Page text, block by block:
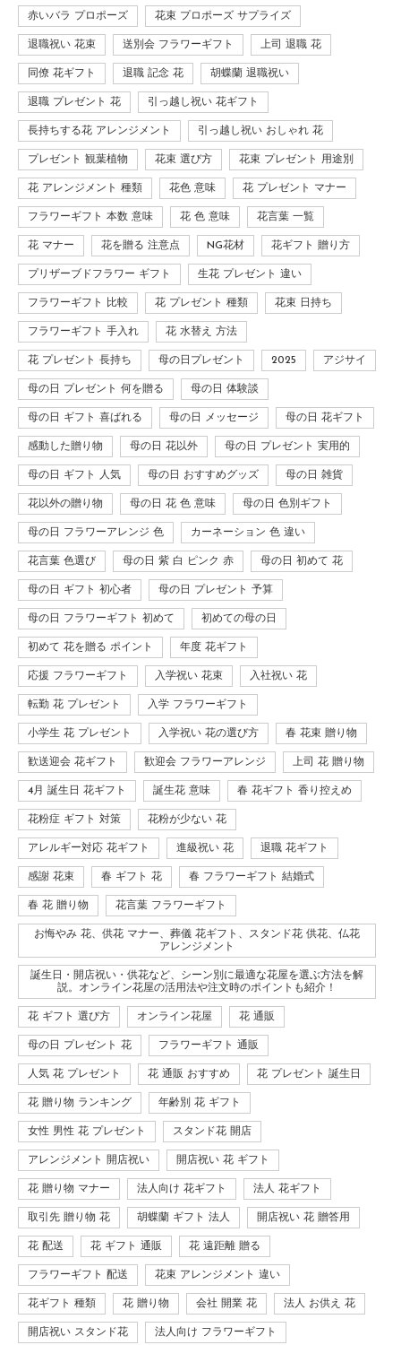
赤いバラ プロポーズ 花束 プロポーズ サプライズ
退職祝い 花束 送別会 フラワーギフト 上司 退職 花
同僚 花ギフト 退職 記念 花 胡蝶蘭 退職祝い
退職 プレゼント 花 引っ越し祝い 花ギフト
長持ちする花 アレンジメント 引っ越し祝い おしゃれ 花
プレゼント 観葉植物 花束 選び方 花束 プレゼント 用途別
花 アレンジメント 種類 花色 意味 花 プレゼント マナー
フラワーギフト 本数 意味 花 色 意味 花言葉 一覧
花 マナー 花を贈る 注意点 NG花材 花ギフト 贈り方
プリザーブドフラワー ギフト 生花 プレゼント 違い
フラワーギフト 比較 花 プレゼント 種類 花束 日持ち
フラワーギフト 手入れ 花 水替え 方法
花 プレゼント 長持ち 母の日プレゼント 2025 アジサイ
母の日 プレゼント 何を贈る 母の日 体験談
母の日 ギフト 喜ばれる 母の日 メッセージ 母の日 花ギフト
感動した贈り物 母の日 花以外 母の日 プレゼント 実用的
母の日 ギフト 人気 母の日 おすすめグッズ 母の日 雑貨
花以外の贈り物 母の日 花 色 意味 母の日 色別ギフト
母の日 フラワーアレンジ 色 カーネーション 色 違い
花言葉 色選び 母の日 紫 白 ピンク 赤 母の日 初めて 花
母の日 ギフト 初心者 母の日 プレゼント 予算
母の日 フラワーギフト 初めて 初めての母の日
初めて 花を贈る ポイント 年度 花ギフト
応援 フラワーギフト 入学祝い 花束 入社祝い 花
転勤 花 プレゼント 入学 フラワーギフト
小学生 花 プレゼント 入学祝い 花の選び方 春 花束 贈り物
歓送迎会 花ギフト 歓迎会 フラワーアレンジ 上司 花 贈り物
4月 誕生日 花ギフト 誕生花 意味 春 花ギフト 香り控えめ
花粉症 ギフト 対策 花粉が少ない 花
アレルギー対応 花ギフト 進級祝い 花 退職 花ギフト
感謝 花束 春 ギフト 花 春 フラワーギフト 結婚式
春 花 贈り物 花言葉 フラワーギフト
お悔やみ 花、供花 マナー、葬儀 花ギフト、スタンド花 供花、仏花
アレンジメント
誕生日・開店祝い・供花など、シーン別に最適な花屋を選ぶ方法を解
説。オンライン花屋の活用法や注文時のポイントも紹介！
花 ギフト 選び方 オンライン花屋 花 通販
母の日 プレゼント 花 フラワーギフト 通販
人気 花 プレゼント 花 通販 おすすめ 花 プレゼント 誕生日
花 贈り物 ランキング 年齢別 花 ギフト
女性 男性 花 プレゼント スタンド花 開店
アレンジメント 開店祝い 開店祝い 花 ギフト
花 贈り物 マナー 法人向け 花ギフト 法人 花ギフト
取引先 贈り物 花 胡蝶蘭 ギフト 法人 開店祝い 花 贈答用
花 配送 花 ギフト 通販 花 遠距離 贈る
フラワーギフト 配送 花束 アレンジメント 違い
花ギフト 種類 花 贈り物 会社 開業 花 法人 お供え 花
開店祝い スタンド花 法人向け フラワーギフト